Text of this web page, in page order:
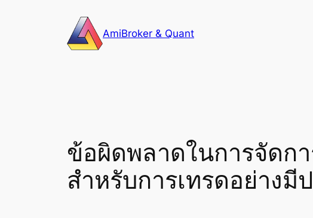
AmiBroker & Quant
ข้อผิดพลาดในการจัดกา
สำหรับการเทรดอย่างมี